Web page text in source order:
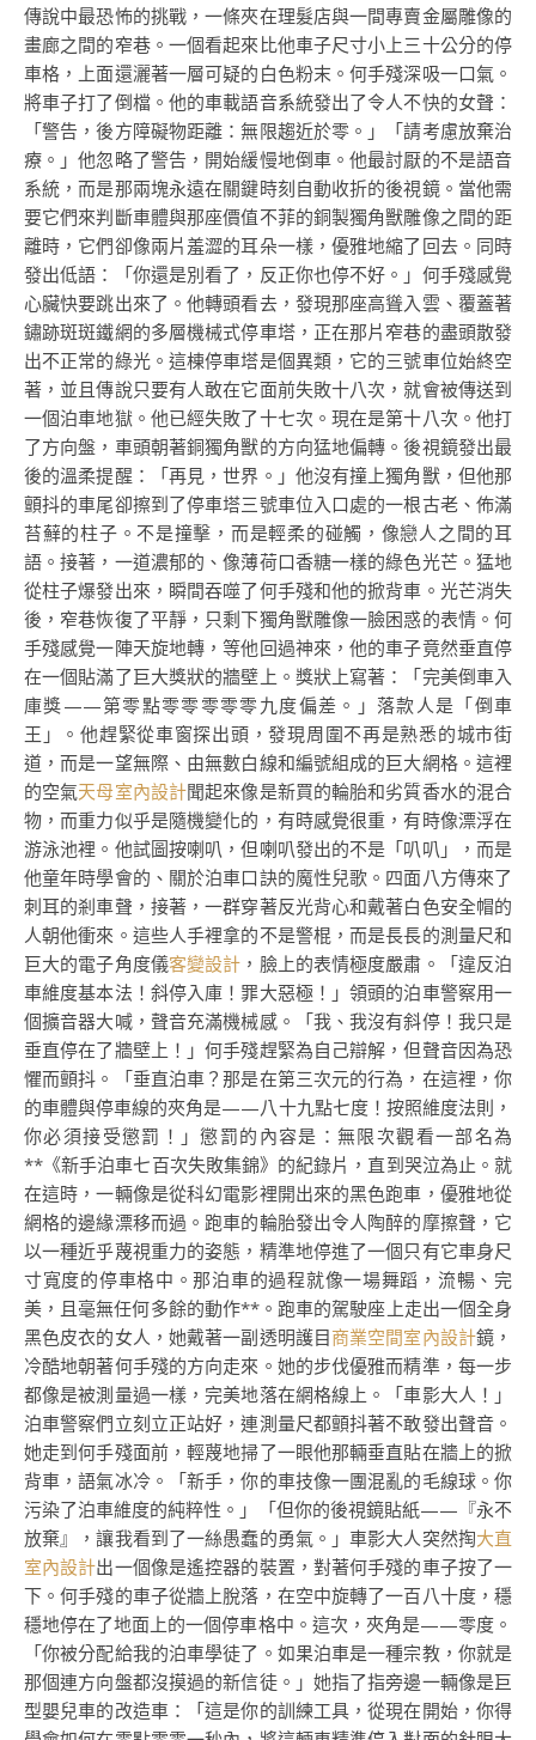
傳說中最恐怖的挑戰，一條夾在理髮店與一間專賣金屬雕像的
畫廊之間的窄巷。一個看起來比他車子尺寸小上三十公分的停
車格，上面還灑著一層可疑的白色粉末。何手殘深吸一口氣。
將車子打了倒檔。他的車載語音系統發出了令人不快的女聲：
「警告，後方障礙物距離：無限趨近於零。」「請考慮放棄治
療。」他忽略了警告，開始緩慢地倒車。他最討厭的不是語音
系統，而是那兩塊永遠在關鍵時刻自動收折的後視鏡。當他需
要它們來判斷車體與那座價值不菲的銅製獨角獸雕像之間的距
離時，它們卻像兩片羞澀的耳朵一樣，優雅地縮了回去。同時
發出低語：「你還是別看了，反正你也停不好。」何手殘感覺
心臟快要跳出來了。他轉頭看去，發現那座高聳入雲、覆蓋著
鏽跡斑斑鐵網的多層機械式停車塔，正在那片窄巷的盡頭散發
出不正常的綠光。這棟停車塔是個異類，它的三號車位始終空
著，並且傳說只要有人敢在它面前失敗十八次，就會被傳送到
一個泊車地獄。他已經失敗了十七次。現在是第十八次。他打
了方向盤，車頭朝著銅獨角獸的方向猛地偏轉。後視鏡發出最
後的溫柔提醒：「再見，世界。」他沒有撞上獨角獸，但他那
顫抖的車尾卻擦到了停車塔三號車位入口處的一根古老、佈滿
苔蘚的柱子。不是撞擊，而是輕柔的碰觸，像戀人之間的耳
語。接著，一道濃郁的、像薄荷口香糖一樣的綠色光芒。猛地
從柱子爆發出來，瞬間吞噬了何手殘和他的掀背車。光芒消失
後，窄巷恢復了平靜，只剩下獨角獸雕像一臉困惑的表情。何
手殘感覺一陣天旋地轉，等他回過神來，他的車子竟然垂直停
在一個貼滿了巨大獎狀的牆壁上。獎狀上寫著：「完美倒車入
庫獎——第零點零零零零零九度偏差。」落款人是「倒車
王」。他趕緊從車窗探出頭，發現周圍不再是熟悉的城市街
道，而是一望無際、由無數白線和編號組成的巨大網格。這裡
的空氣天母室內設計聞起來像是新買的輪胎和劣質香水的混合
物，而重力似乎是隨機變化的，有時感覺很重，有時像漂浮在
游泳池裡。他試圖按喇叭，但喇叭發出的不是「叭叭」，而是
他童年時學會的、關於泊車口訣的魔性兒歌。四面八方傳來了
刺耳的剎車聲，接著，一群穿著反光背心和戴著白色安全帽的
人朝他衝來。這些人手裡拿的不是警棍，而是長長的測量尺和
巨大的電子角度儀客變設計 ，臉上的表情極度嚴肅。「違反泊
車維度基本法！斜停入庫！罪大惡極！」領頭的泊車警察用一
個擴音器大喊，聲音充滿機械感。「我、我沒有斜停！我只是
垂直停在了牆壁上！」何手殘趕緊為自己辯解，但聲音因為恐
懼而顫抖。「垂直泊車？那是在第三次元的行為，在這裡，你
的車體與停車線的夾角是——八十九點七度！按照維度法則，
你必須接受懲罰！」懲罰的內容是：無限次觀看一部名為
**《新手泊車七百次失敗集錦》的紀錄片，直到哭泣為止。就
在這時，一輛像是從科幻電影裡開出來的黑色跑車，優雅地從
網格的邊緣漂移而過。跑車的輪胎發出令人陶醉的摩擦聲，它
以一種近乎蔑視重力的姿態，精準地停進了一個只有它車身尺
寸寬度的停車格中。那泊車的過程就像一場舞蹈，流暢、完
美，且毫無任何多餘的動作**。跑車的駕駛座上走出一個全身
黑色皮衣的女人，她戴著一副透明護目商業空間室內設計鏡，
冷酷地朝著何手殘的方向走來。她的步伐優雅而精準，每一步
都像是被測量過一樣，完美地落在網格線上。「車影大人！」
泊車警察們立刻立正站好，連測量尺都顫抖著不敢發出聲音。
她走到何手殘面前，輕蔑地掃了一眼他那輛垂直貼在牆上的掀
背車，語氣冰冷。「新手，你的車技像一團混亂的毛線球。你
污染了泊車維度的純粹性。」「但你的後視鏡貼紙——『永不
放棄』，讓我看到了一絲愚蠢的勇氣。」車影大人突然掏大直
室內設計出一個像是遙控器的裝置，對著何手殘的車子按了一
下。何手殘的車子從牆上脫落，在空中旋轉了一百八十度，穩
穩地停在了地面上的一個停車格中。這次，夾角是——零度。
「你被分配給我的泊車學徒了。如果泊車是一種宗教，你就是
那個連方向盤都沒摸過的新信徒。」她指了指旁邊一輛像是巨
型嬰兒車的改造車：「這是你的訓練工具，從現在開始，你得